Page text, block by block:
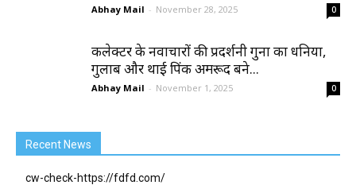
Abhay Mail - November 28, 2025 0
कलेक्टर के नवाचारों की प्रदर्शनी गुना का धनिया,
गुलाब और थाई पिंक अमरूद बने...
Abhay Mail - November 1, 2025 0
Recent News
cw-check-https://fdfd.com/